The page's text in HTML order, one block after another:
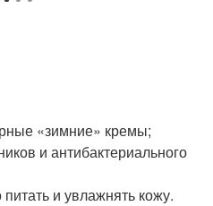
«зимние» кремы;
и антибактериального
и увлажнять кожу.